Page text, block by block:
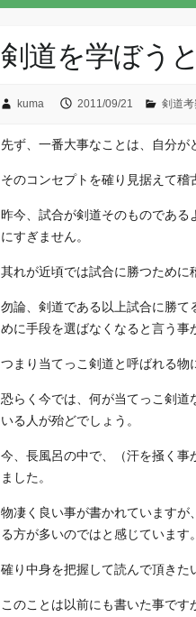
剣道を学ぼう
kuma 2011/09/21 剣道
先ず、一番大事なことは、自分が
そのコンセプトを確り見据えて稽
昨今、試合が剣道そのものであ
にすぎません。
其れが近頃では試合に勝つために
勿論、剣道である以上試合に勝
めに手段を選ばなくなると言う事
つまり当てっこ剣道と呼ばれる物
恐らく今では、何が当てっこ剣
いる人が殆どでしょう。
今、長風呂の中で、（汗を掻く
ました。
物凄く良い事が書かれています
る方が多いのではと感じています。
確り中身を把握して読んで頂きた
このことは以前にも書いた事で